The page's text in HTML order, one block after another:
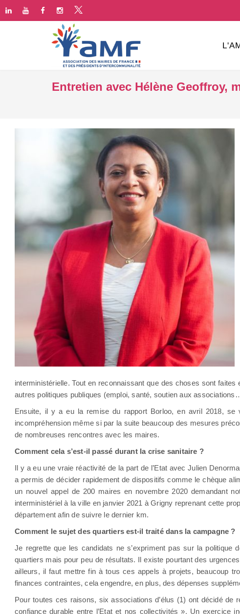
Entretien avec Hélène Geoffroy,
interministérielle. Tout en reconnaissant que des choses sont
autres politiques publiques (emploi, santé, soutien aux
Ensuite, il y a eu la remise du rapport Borloo, en avril 2018, se
incompréhension même si par la suite beaucoup des mesures
de nombreuses rencontres avec les maires.
Comment cela s’est-il passé durant la crise sanitaire ?
Il y a eu une vraie réactivité de la part de l’Etat avec Julien
a permis de décider rapidement de dispositifs comme le chèque
un nouvel appel de 200 maires en novembre 2020 demandant
interministériel à la ville en janvier 2021 à Grigny reprenant cette
département afin de suivre le dernier km.
Comment le sujet des quartiers est-il traité dans la campagne ?
Je regrette que les candidats ne s’expriment pas sur la politique
quartiers mais pour peu de résultats. Il existe pourtant des
ailleurs, il faut mettre fin à tous ces appels à projets, beaucoup
finances contraintes, cela engendre, en plus, des dépenses
Pour toutes ces raisons, six associations d’élus (1) ont décidé
confiance durable entre l’Etat et nos collectivités ». Un exercice